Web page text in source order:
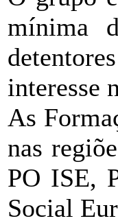
mínima
interesse
As
nas
PO ISE,
Social